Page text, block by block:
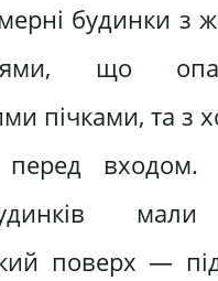
будинки з
що
пічками, та з
входом.
мали
поверх —